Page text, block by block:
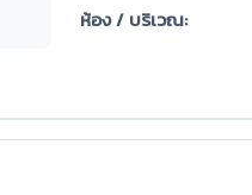
ห้อง / บริเวณ: